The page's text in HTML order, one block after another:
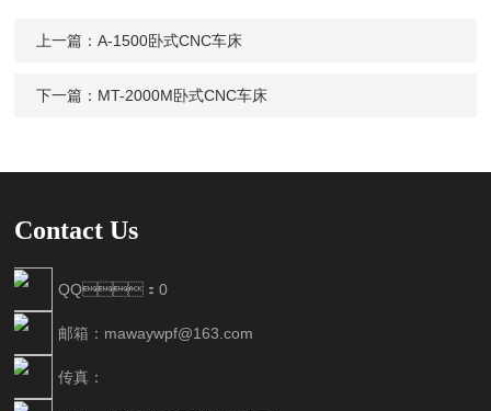
伯数字），如：三加四=7
上一篇：A-1500卧式CNC车床
下一篇： MT-2000M卧式CNC车床
Contact Us
QQ：0
邮箱：mawaywpf@163.com
传真：